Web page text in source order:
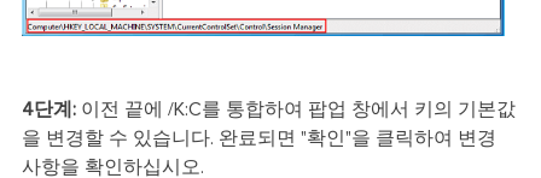
4단계:이전 끝에 /K:C를 통합하여 팝업 창에서 키의 기본값
을 변경할 수 있습니다. 완료되면 "확인"을 클릭하여 변경
사항을 확인하십시오.